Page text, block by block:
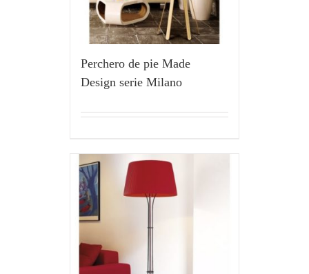
Perchero de pie Made
Design serie Milano